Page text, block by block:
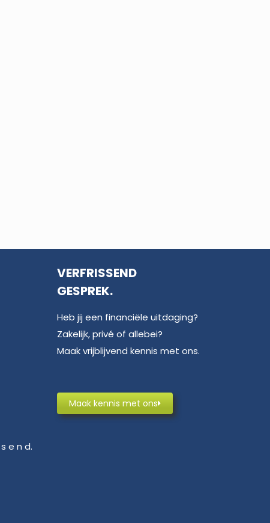
VERFRISSEND
GESPREK.
Heb jij een financiële uitdaging?
Zakelijk, privé of allebei?
Maak vrijblijvend kennis met ons.
Maak kennis met ons
e n d.